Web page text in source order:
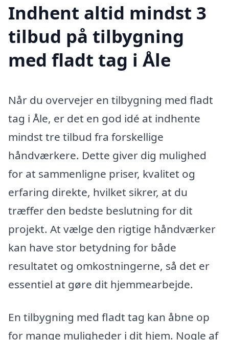
Indhent altid mindst 3
tilbud på tilbygning
med fladt tag i Åle
Når du overvejer en tilbygning med fladt
tag i Åle, er det en god idé at indhente
mindst tre tilbud fra forskellige
håndværkere. Dette giver dig mulighed
for at sammenligne priser, kvalitet og
erfaring direkte, hvilket sikrer, at du
træffer den bedste beslutning for dit
projekt. At vælge den rigtige håndværker
kan have stor betydning for både
resultatet og omkostningerne, så det er
essentiel at gøre dit hjemmearbejde.
En tilbygning med fladt tag kan åbne op
for mange muligheder i dit hjem. Nogle af